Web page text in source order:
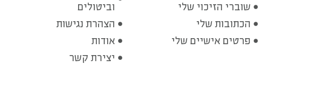
שוברי הזיכוי שלי
הכתובות שלי
פרטים אישיים שלי
וביטולים
הצהרת נגישות
אודות
יצירת קשר